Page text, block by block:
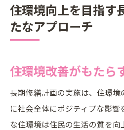
住環境向上を目指す
たなアプローチ
住環境改善がもたら
長期修繕計画の実施は、住環
に社会全体にポジティブな影響
な住環境は住民の生活の質を